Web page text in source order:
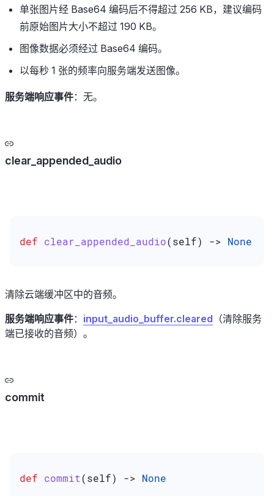
单张图片经 Base64 编码后不得超过 256 KB，建议编码
前原始图片大小不超过 190 KB。
图像数据必须经过 Base64 编码。
以每秒 1 张的频率向服务端发送图像。
服务端响应事件：无。
clear_appended_audio
def clear_appended_audio(self) -> None
清除云端缓冲区中的音频。
服务端响应事件： input_audio_buffer.cleared （清除服务
端已接收的音频）。
commit
def commit(self) -> None